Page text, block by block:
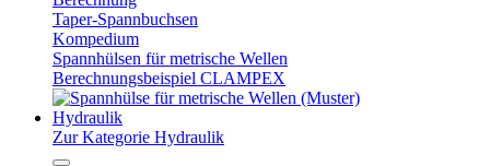
Taper-Spannbuchsen
Kompedium
Spannhülsen für metrische Wellen
Berechnungsbeispiel CLAMPEX
Hydraulik
Zur Kategorie Hydraulik